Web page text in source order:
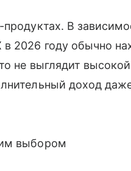
В
2026 году обычно
не выглядит
доход
выбором